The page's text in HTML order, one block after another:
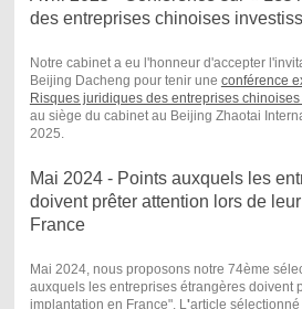
des entreprises chinoises
Notre cabinet a eu l'honneur d'accepter
Beijing Dacheng pour tenir une conférence
Risques juridiques des entreprises
au siège du cabinet au Beijing Zhaotai
2025.
Mai 2024 - Points auxquels les
doivent prêter attention lors de
France
Mai 2024, nous proposons notre 74ème
auxquels les entreprises étrangères doivent
implantation en France". L'article